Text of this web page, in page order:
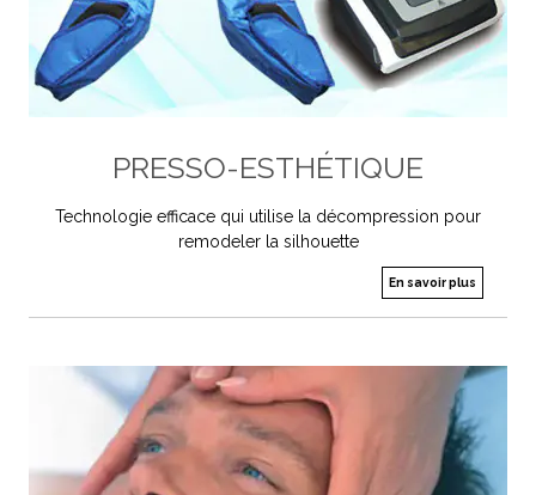
PRESSO-ESTHÉTIQUE
Technologie efficace qui utilise la décompression pour
remodeler la silhouette
En savoir plus